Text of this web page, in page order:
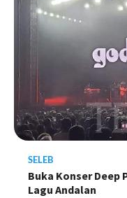
SELEB
Buka Konser Deep
Lagu Andalan